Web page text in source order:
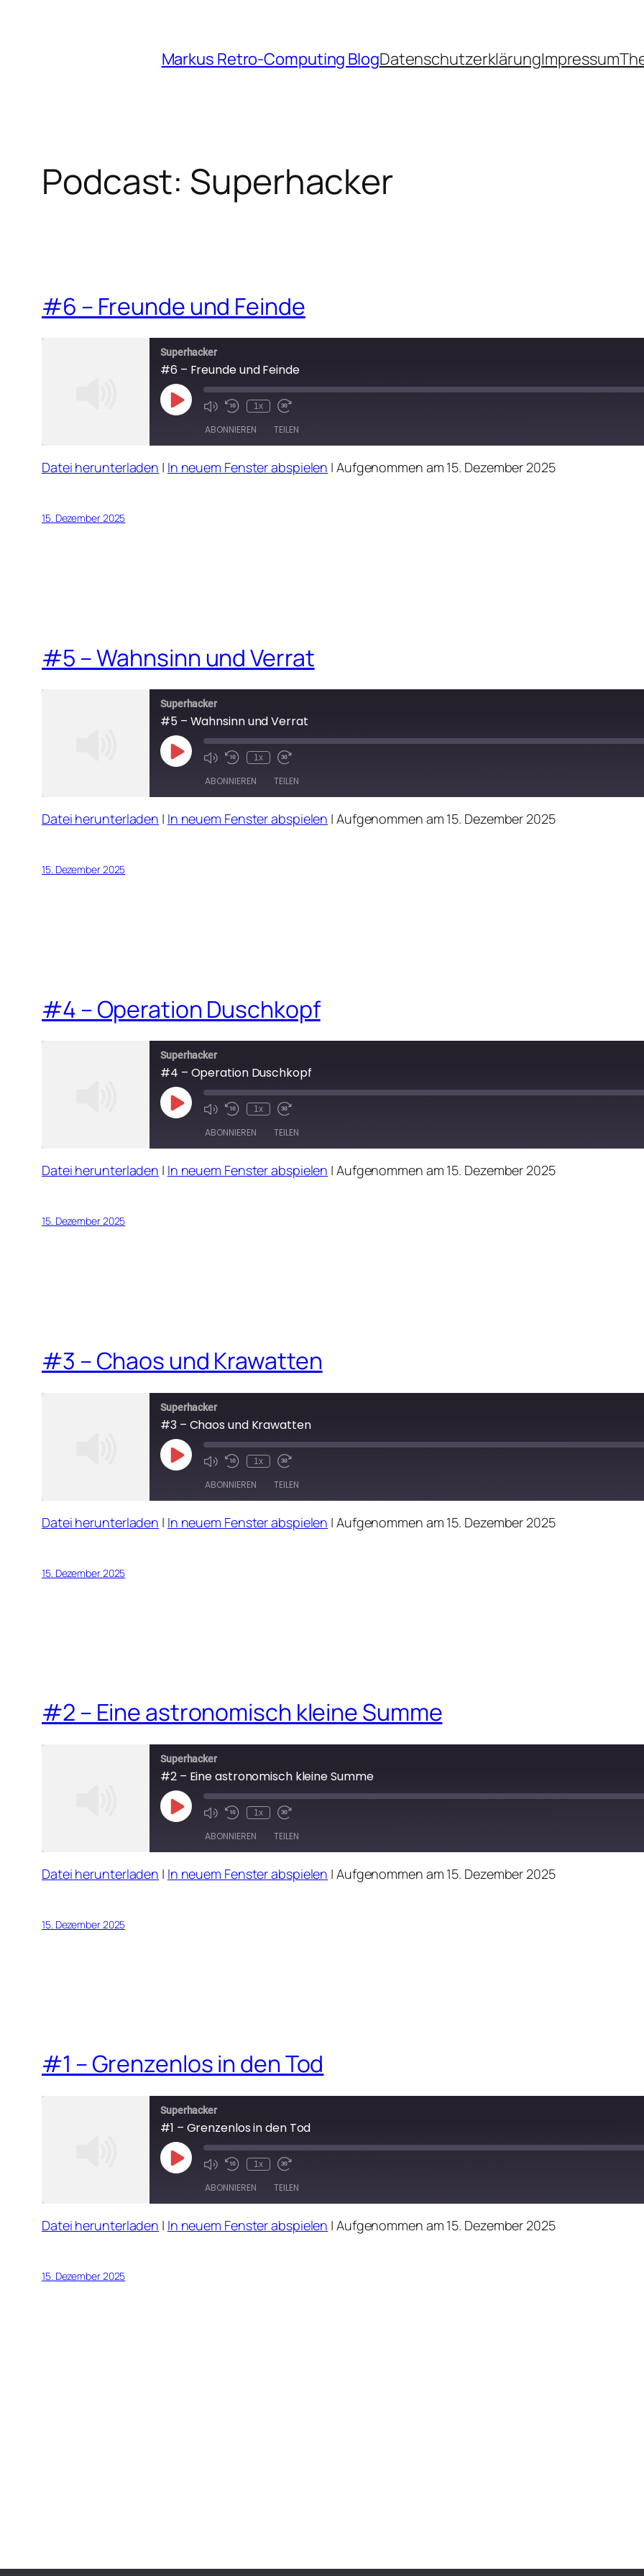
Markus Retro-Computing BlogDatenschutzerklärungImpressum
Podcast: Superhacker
#6 – Freunde und Feinde
Superhacker
#6 – Freunde und Feinde
Play
Episode Mute/Unmute
Rewind
Seconds
1x
Fast
30
seconds
ABONNIEREN TEILEN
TEILEN
Datei herunterladen | In neuem Fenster abspielen | Aufgenommen am 15. Dezember 2025
15. Dezember 2025
#5 – Wahnsinn und Verrat
Superhacker
#5 – Wahnsinn und Verrat
Play
Episode Mute/Unmute
Rewind
Seconds
1x
Fast
30
seconds
ABONNIEREN TEILEN
TEILEN
Datei herunterladen | In neuem Fenster abspielen | Aufgenommen am 15. Dezember 2025
15. Dezember 2025
#4 – Operation Duschkopf
Superhacker
#4 – Operation Duschkopf
Play
Episode Mute/Unmute
Rewind
Seconds
1x
Fast
30
seconds
ABONNIEREN TEILEN
TEILEN
Datei herunterladen | In neuem Fenster abspielen | Aufgenommen am 15. Dezember 2025
15. Dezember 2025
#3 – Chaos und Krawatten
Superhacker
#3 – Chaos und Krawatten
Play
Episode Mute/Unmute
Rewind
Seconds
1x
Fast
30
ABONNIEREN TEILEN
TEILEN
Datei herunterladen | In neuem Fenster abspielen | Aufgenommen am 15. Dezember 2025
15. Dezember 2025
#2 – Eine astronomisch kleine Summe
Superhacker
#2 – Eine astronomisch kleine Summe
Play
Episode Mute/Unmute
Rewind
Seconds
1x
Fast
30
ABONNIEREN TEILEN
TEILEN
Datei herunterladen | In neuem Fenster abspielen | Aufgenommen am 15. Dezember 2025
15. Dezember 2025
#1 – Grenzenlos in den Tod
Superhacker
#1 – Grenzenlos in den Tod
Play
Episode Mute/Unmute
Rewind
Seconds
1x
Fast
30
ABONNIEREN TEILEN
TEILEN
Datei herunterladen | In neuem Fenster abspielen | Aufgenommen am 15. Dezember 2025
15. Dezember 2025